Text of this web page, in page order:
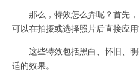
那么，特效怎么弄呢？首先，
可以在拍摄或选择照片后直接应用
这些特效包括黑白、怀旧、明
适的效果。